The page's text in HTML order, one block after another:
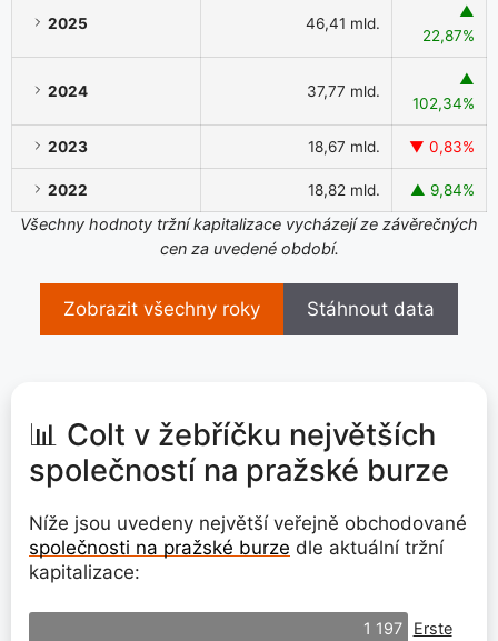
2025 46,41 mld.
▲
22,87%
2024 37,77 mld.
▲
102,34%
2023 18,67 mld. ▼ 0,83%
2022 18,82 mld. ▲ 9,84%
Všechny hodnoty tržní kapitalizace vycházejí ze závěrečných
cen za uvedené období.
Zobrazit všechny roky Stáhnout data
📊 Colt v žebříčku největších
společností na pražské burze
Níže jsou uvedeny největší veřejně obchodované
společnosti na pražské burze dle aktuální tržní
kapitalizace:
1 197 Erste